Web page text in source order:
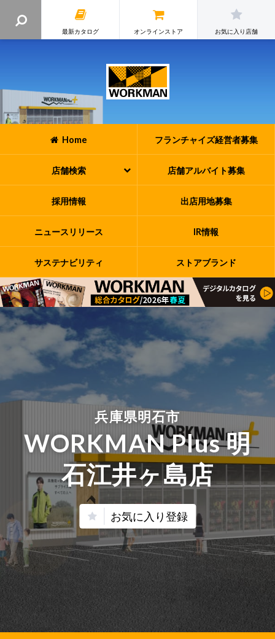
最新カタログ オンラインストア お気に入り店舗
Home フランチャイズ経営者募集
店舗検索 店舗アルバイト募集
採用情報 出店用地募集
ニュースリリース IR情報
サステナビリティ ストアブランド
兵庫県明石市
WORKMAN Plus 明
石江井ヶ島店
お気に入り登録